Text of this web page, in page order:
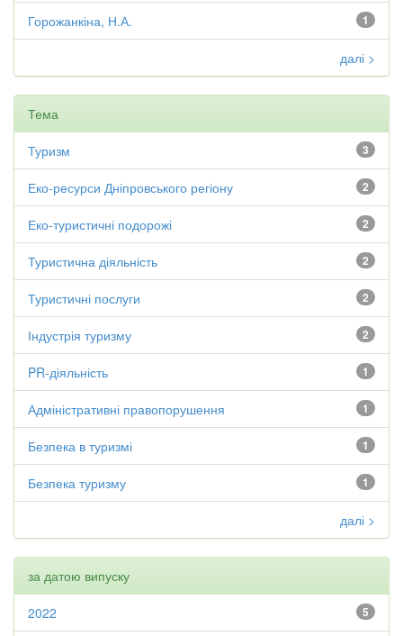
1
Горожанкіна, Н.А.
далі >
Тема
3
Туризм
2
Еко-ресурси Дніпровського регіону
2
Еко-туристичні подорожі
2
Туристична діяльність
2
Туристичні послуги
2
Індустрія туризму
1
PR-діяльність
1
Адміністративні правопорушення
1
Безпека в туризмі
1
Безпека туризму
далі >
за датою випуску
5
2022